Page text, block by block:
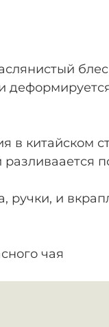
китайском
и
чая